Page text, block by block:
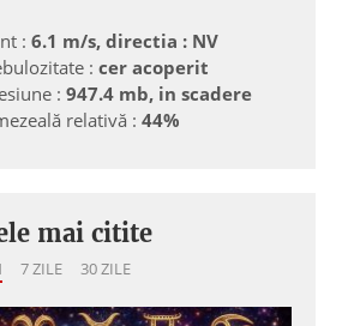
: 6.1 m/s, directia : NV
: cer acoperit
: 947.4 mb, in scadere
relativă : 44%
mai citite
7 ZILE 30 ZILE